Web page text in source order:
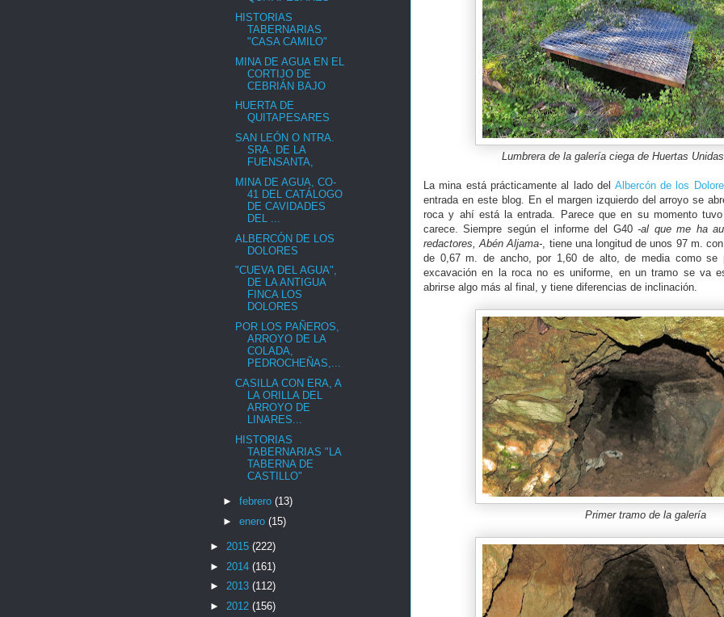
Lumbrera de la galería ciega de Huertas
La mina está prácticamente al lado del Albercón de los
entrada en este blog. En el margen izquierdo del arroyo se
roca y ahí está la entrada. Parece que en su momento
carece. Siempre según el informe del G40-al que me ha
redactores, Abén Aljama-, tiene una longitud de unos 97 m.
de 0,67 m. de ancho, por 1,60 de alto, de media como se
excavación en la roca no es uniforme, en un tramo se va
abrirse algo más al final, y tiene diferencias de inclinación.
Primer tramo de la galería
HISTORIAS
TABERNARIAS
"CASA CAMILO"
MINA DE AGUA EN EL
CORTIJO DE
CEBRIÁN BAJO
HUERTA DE
QUITAPESARES
SAN LEÓN O NTRA.
SRA. DE LA
FUENSANTA,
MINA DE AGUA, CO-
41 DEL CATÁLOGO
DE CAVIDADES
DEL ...
ALBERCÓN DE LOS
DOLORES
"CUEVA DEL AGUA",
DE LA ANTIGUA
FINCA LOS
DOLORES
POR LOS PAÑEROS,
ARROYO DE LA
COLADA,
PEDROCHEÑAS,...
CASILLA CON ERA, A
LA ORILLA DEL
ARROYO DE
LINARES...
HISTORIAS
TABERNARIAS "LA
TABERNA DE
CASTILLO"
► febrero (13)
► enero (15)
► 2015 (222)
► 2014 (161)
► 2013 (112)
► 2012 (156)